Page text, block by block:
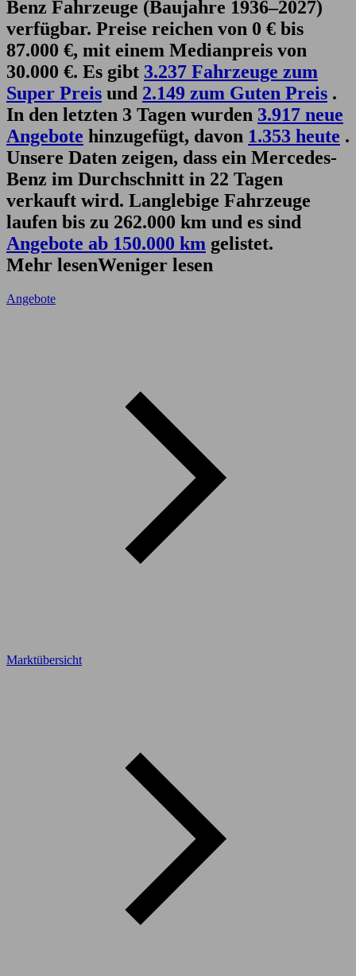
Benz Fahrzeuge (Baujahre 1936–2027)
verfügbar. Preise reichen von 0 € bis
87.000 €, mit einem Medianpreis von
30.000 €. Es gibt 3.237 Fahrzeuge zum
Super Preis und 2.149 zum Guten Preis .
In den letzten 3 Tagen wurden 3.917 neue
Angebote hinzugefügt, davon 1.353 heute .
Unsere Daten zeigen, dass ein Mercedes-
Benz im Durchschnitt in 22 Tagen
verkauft wird. Langlebige Fahrzeuge
laufen bis zu 262.000 km und es sind
Angebote ab 150.000 km gelistet.
Mehr lesenWeniger lesen
Angebote
Marktübersicht